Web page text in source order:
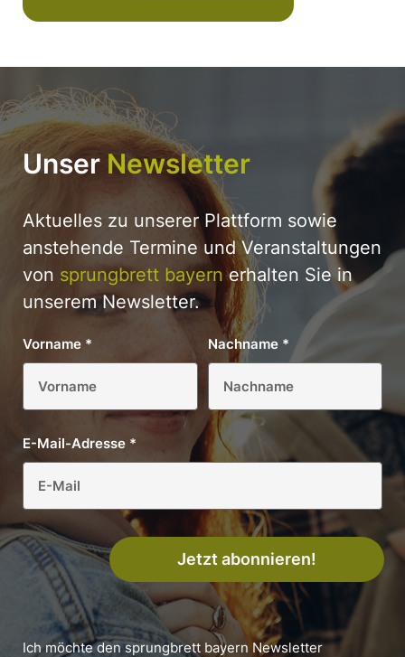
Unser Newsletter
Aktuelles zu unserer Plattform sowie
anstehende Termine und Veranstaltungen
von sprungbrett bayernerhalten Sie in
unserem Newsletter.
Vorname * Nachname *
E-Mail-Adresse *
Jetzt abonnieren!
Ich möchte den sprungbrett bayern Newsletter